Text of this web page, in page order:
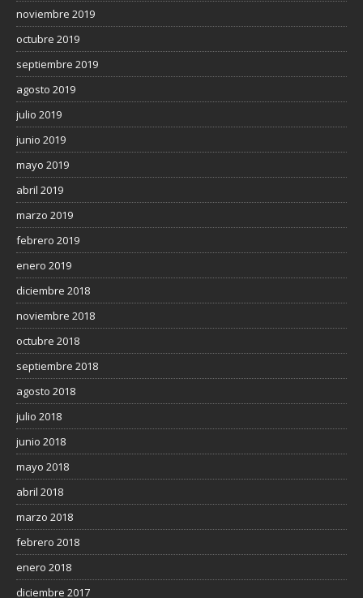
noviembre 2019
octubre 2019
septiembre 2019
agosto 2019
julio 2019
junio 2019
mayo 2019
abril 2019
marzo 2019
febrero 2019
enero 2019
diciembre 2018
noviembre 2018
octubre 2018
septiembre 2018
agosto 2018
julio 2018
junio 2018
mayo 2018
abril 2018
marzo 2018
febrero 2018
enero 2018
diciembre 2017